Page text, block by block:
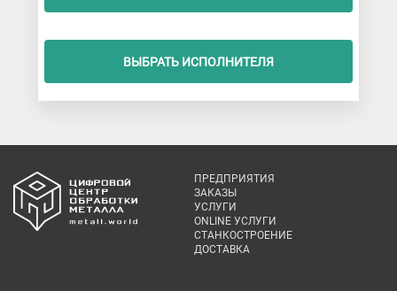
ВЫБРАТЬ ИСПОЛНИТЕЛЯ
ПРЕДПРИЯТИЯ
ЗАКАЗЫ
УСЛУГИ
ONLINE УСЛУГИ
СТАНКОСТРОЕНИЕ
ДОСТАВКА